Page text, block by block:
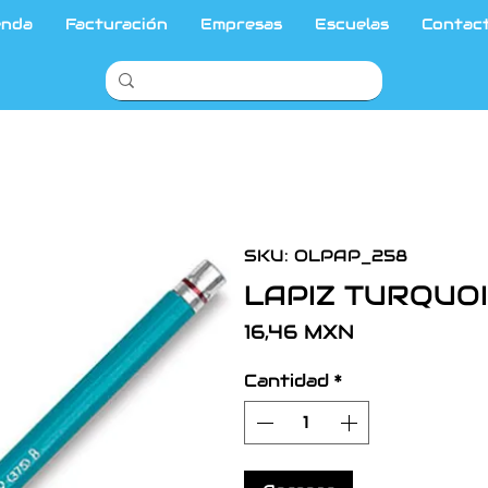
Facturación Empresas Escuelas
SKU: OLPAP_258
LAPIZ
16,46 MXN
Cantidad *